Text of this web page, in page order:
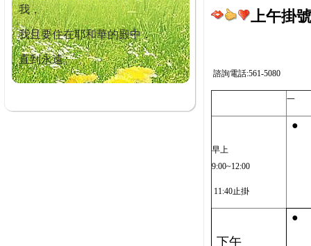
我，
我且要住在耶和華的殿中，
直到永遠。
上午掛
諮詢電話:561-5080
一
早上
9:00~12:00
11:40止掛
●
下午
●